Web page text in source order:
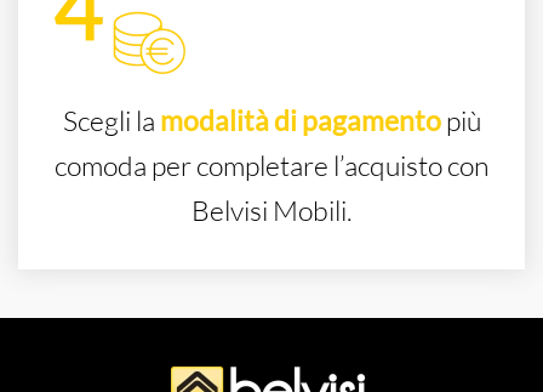
Scegli la modalità di pagamentopiù
comoda per completare l’acquisto con
Belvisi Mobili.